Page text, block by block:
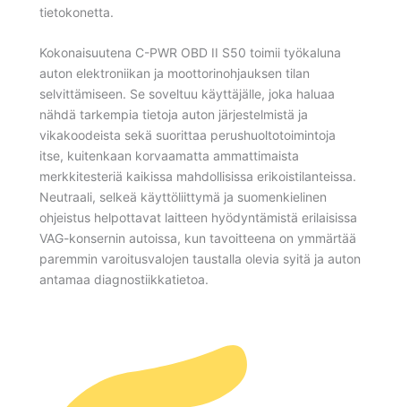
tietokonetta.
Kokonaisuutena C-PWR OBD II S50 toimii työkaluna
auton elektroniikan ja moottorinohjauksen tilan
selvittämiseen. Se soveltuu käyttäjälle, joka haluaa
nähdä tarkempia tietoja auton järjestelmistä ja
vikakoodeista sekä suorittaa perushuoltotoimintoja
itse, kuitenkaan korvaamatta ammattimaista
merkkitesteriä kaikissa mahdollisissa erikoistilanteissa.
Neutraali, selkeä käyttöliittymä ja suomenkielinen
ohjeistus helpottavat laitteen hyödyntämistä erilaisissa
VAG-konsernin autoissa, kun tavoitteena on ymmärtää
paremmin varoitusvalojen taustalla olevia syitä ja auton
antamaa diagnostiikkatietoa.